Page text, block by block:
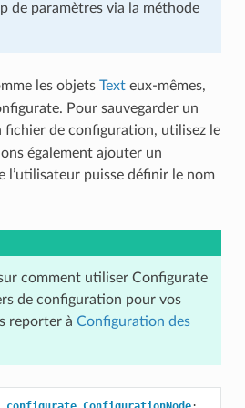
de paramètres via la méthode
les objets Texteux-mêmes,
Pour sauvegarder un
fichier de configuration, utilisez le
également ajouter un
l’utilisateur puisse définir le nom
comment utiliser Configurate
de configuration pour vos
reporter à Configuration des